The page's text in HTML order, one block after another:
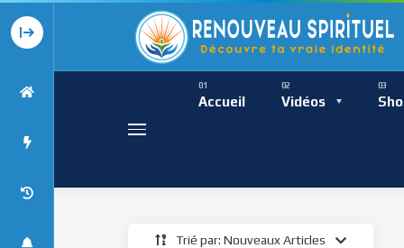
Accueil Vidéos
Présence
Présence
Trié par: Nouveaux Articles